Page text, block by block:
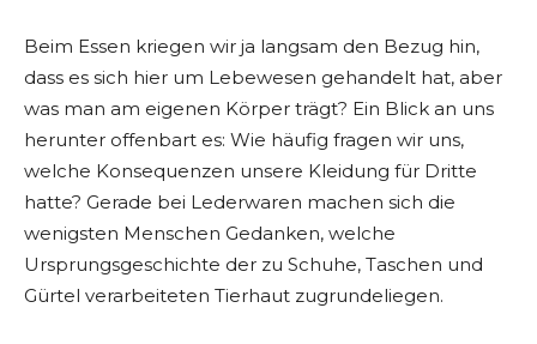
Beim Essen kriegen wir ja langsam den Bezug hin,
dass es sich hier um Lebewesen gehandelt hat, aber
was man am eigenen Körper trägt? Ein Blick an uns
herunter offenbart es: Wie häufig fragen wir uns,
welche Konsequenzen unsere Kleidung für Dritte
hatte? Gerade bei Lederwaren machen sich die
wenigsten Menschen Gedanken, welche
Ursprungsgeschichte der zu Schuhe, Taschen und
Gürtel verarbeiteten Tierhaut zugrundeliegen.